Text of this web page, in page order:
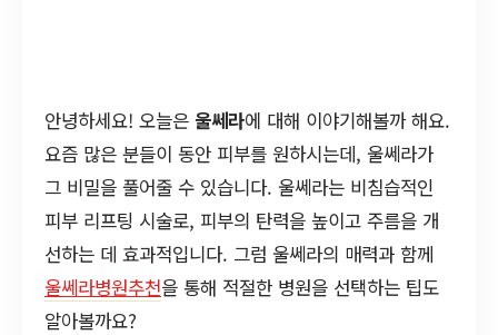
안녕하세요! 오늘은 울쎄라에 대해 이야기해볼까 해요.
요즘 많은 분들이 동안 피부를 원하시는데, 울쎄라가
그 비밀을 풀어줄 수 있습니다. 울쎄라는 비침습적인
피부 리프팅 시술로, 피부의 탄력을 높이고 주름을 개
선하는 데 효과적입니다. 그럼 울쎄라의 매력과 함께
울쎄라병원추천을 통해 적절한 병원을 선택하는 팁도
알아볼까요?